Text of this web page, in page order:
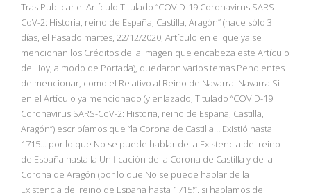
Tras Publicar el Artículo Titulado “COVID-19 Coronavirus SARS-
CoV-2: Historia, reino de España, Castilla, Aragón” (hace sólo 3
días, el Pasado martes, 22/12/2020, Artículo en el que ya se
mencionan los Créditos de la Imagen que encabeza este Artículo
de Hoy, a modo de Portada), quedaron varios temas Pendientes
de mencionar, como el Relativo al Reino de Navarra. Navarra Si
en el Artículo ya mencionado (y enlazado, Titulado “COVID-19
Coronavirus SARS-CoV-2: Historia, reino de España, Castilla,
Aragón”) escribíamos que “la Corona de Castilla… Existió hasta
1715… por lo que No se puede hablar de la Existencia del reino
de España hasta la Unificación de la Corona de Castilla y de la
Corona de Aragón (por lo que No se puede hablar de la
Existencia del reino de España hasta 1715)”, si hablamos del